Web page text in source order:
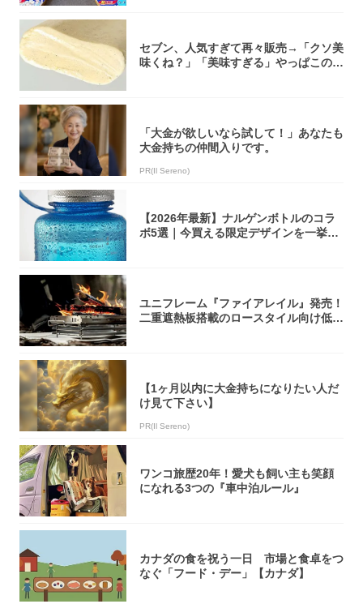
セブン、人気すぎて再々販売→「クソ美
味くね？」「美味すぎる」やっぱこのク
「大金が欲しいなら試して！」あなたも
大金持ちの仲間入りです。
PR(Il Sereno)
【2026年最新】ナルゲンボトルのコラ
ボ5選｜今買える限定デザインを一挙紹
ユニフレーム『ファイアレイル』発売！
二重遮熱板搭載のロースタイル向け低型
【1ヶ月以内に大金持ちになりたい人だ
け見て下さい】
PR(Il Sereno)
ワンコ旅歴20年！愛犬も飼い主も笑顔
になれる3つの『車中泊ルール』
カナダの食を祝う一日 市場と食卓をつ
なぐ「フード・デー」【カナダ】